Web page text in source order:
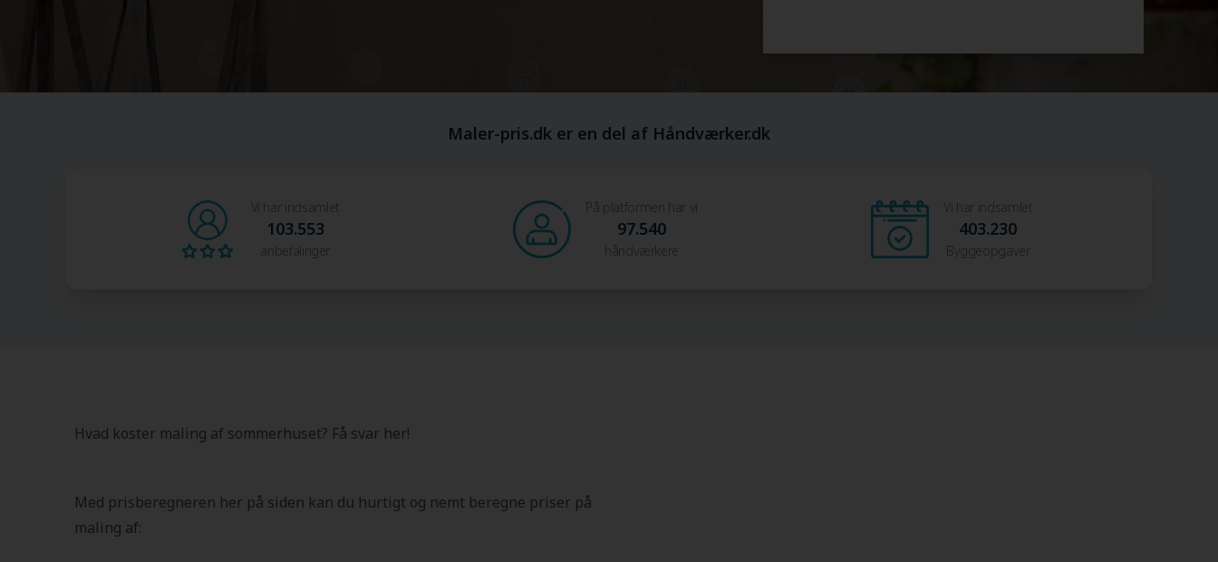
Maler-pris.dk er en del af Håndværker.dk
Vi har indsamlet
103.553
anbefalinger
På platformen har vi
97.540
håndværkere
Vi har indsamlet
403.230
Byggeopgaver
Hvad koster maling af sommerhuset? Få svar her!
Med prisberegneren her på siden kan du hurtigt og nemt beregne priser på
maling af: